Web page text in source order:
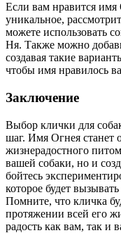
Если вам нравится имя
уникальное,
можете использовать
Ня. Также можно
создавая такие
чтобы имя нравилось
Заключение
Выбор клички для
шаг. Имя Огнея станет
жизнерадостного
вашей собаки, но и
бойтесь
которое будет
Помните, что кличка
протяжении всей его
радость как вам, так и